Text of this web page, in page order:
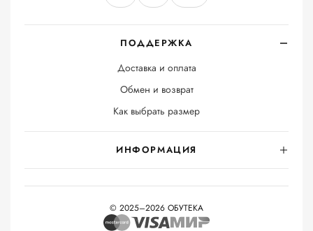
ПОДДЕРЖКА
Доставка и оплата
Обмен и возврат
Как выбрать размер
ИНФОРМАЦИЯ
© 2025–2026 ОБУТЕКА